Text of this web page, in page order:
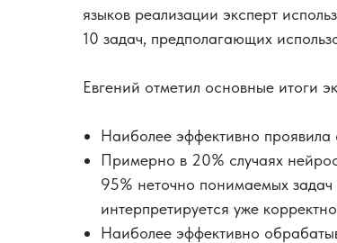
языков реализации эксперт
10 задач, предполагающих
Евгений отметил основные итоги
Наиболее эффективно
Примерно в 20% случаях
95% неточно понимаемых задач
интерпретируется уже
Наиболее эффективно